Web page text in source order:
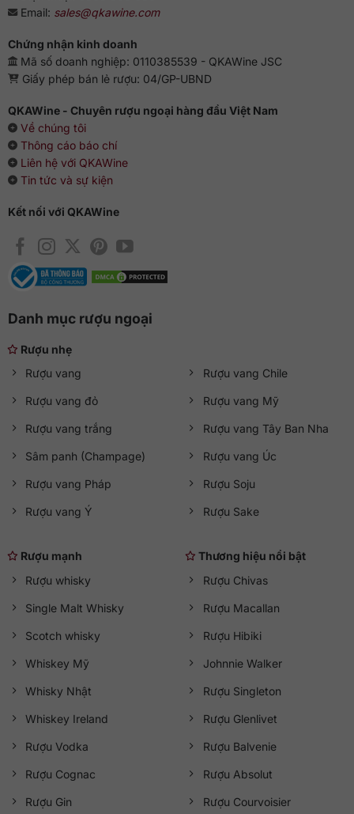
Series Shiraz Viognier là một trong những sản phẩm bán
QKAWine cung cấp rượu vang Yalumba Y
Series Shiraz Viognier chính hãng
Nếu bạn quan tâm sản phẩm rượu vang Yalumba Y Series
Shiraz Viognier, hãy liên hệ với QKAWine theo thông tin sau:
Tên thương hiệu: QKAWine
Website:qkawine.com
Email: sales@qkawine.com
Chứng nhận kinh doanh
Mã số doanh nghiệp: 0110385539 - QKAWine JSC
Giấy phép bán lẻ rượu: 04/GP-UBND
QKAWine - Chuyên rượu ngoại hàng đầu Việt Nam
Về chúng tôi
Thông cáo báo chí
Liên hệ với QKAWine
Tin tức và sự kiện
Kết nối với QKAWine
Danh mục rượu ngoại
Rượu nhẹ
Rượu vang
Rượu vang đỏ
Rượu vang trắng
Sâm panh (Champage)
Rượu vang Pháp
Rượu vang Ý
Rượu vang Chile
Rượu vang Mỹ
Rượu vang Tây Ban Nha
Rượu vang Úc
Rượu Soju
Rượu Sake
Rượu mạnh
Rượu whisky
Single Malt Whisky
Scotch whisky
Whiskey Mỹ
Whisky Nhật
Whiskey Ireland
Rượu Vodka
Rượu Cognac
Rượu Gin
Thương hiệu nổi bật
Rượu Chivas
Rượu Macallan
Rượu Hibiki
Johnnie Walker
Rượu Singleton
Rượu Glenlivet
Rượu Balvenie
Rượu Absolut
Rượu Courvoisier